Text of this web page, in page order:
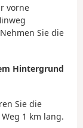
vorne
Sie die
Hintergrund
Sie die
1 km lang.